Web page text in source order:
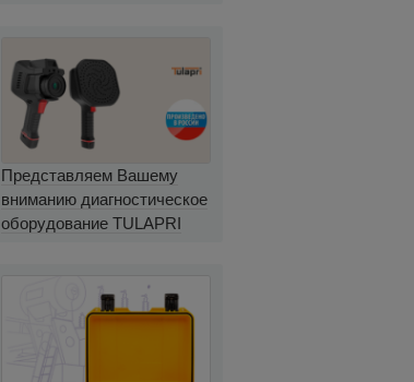
Представляем Вашему
вниманию диагностическое
оборудование TULAPRI